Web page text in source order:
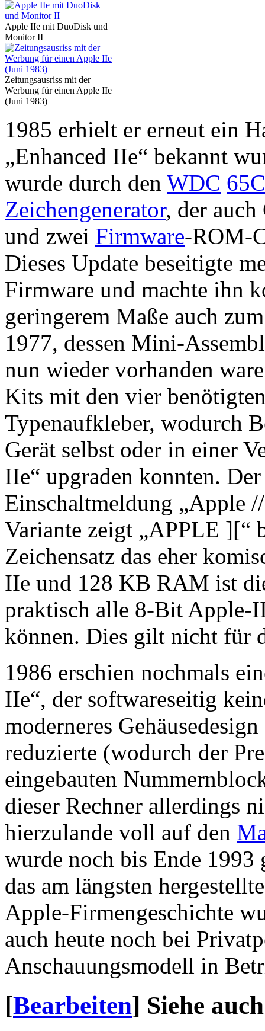
Apple IIe mit DuoDisk und
Monitor II
Zeitungsausriss mit der
Werbung für einen Apple IIe
(Juni 1983)
1985 erhielt er erneut ein
„Enhanced IIe“ bekannt
wurde durch den WDC
Zeichengenerator, der
und zwei Firmware-ROM-
Dieses Update beseitigte
Firmware und machte ihn
geringerem Maße auch
1977, dessen Mini-
nun wieder vorhanden
Kits mit den vier
Typenaufkleber, wodurch
Gerät selbst oder in einer
IIe“ upgraden konnten.
Einschaltmeldung „Apple
Variante zeigt „APPLE ][“
Zeichensatz das eher
IIe und 128 KB RAM ist
praktisch alle 8-Bit Apple-
können. Dies gilt nicht für
1986 erschien nochmals
IIe“, der softwareseitig
moderneres
reduzierte (wodurch der
eingebauten
dieser Rechner allerdings
hierzulande voll auf den
wurde noch bis Ende
das am längsten
Apple-Firmengeschichte
auch heute noch bei
Anschauungsmodell in
[Bearbeiten] Siehe auch